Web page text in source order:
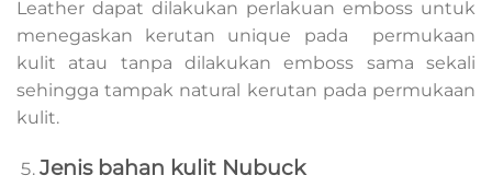
Leather dapat dilakukan perlakuan emboss untuk
menegaskan kerutan unique pada permukaan
kulit atau tanpa dilakukan emboss sama sekali
sehingga tampak natural kerutan pada permukaan
kulit.
Jenis bahan kulit Nubuck